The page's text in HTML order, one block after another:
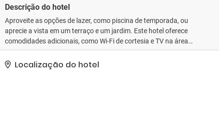
Descrição do hotel
Aproveite as opções de lazer, como piscina de temporada, ou
aprecie a vista em um terraço e um jardim. Este hotel oferece
comodidades adicionais, como Wi-Fi de cortesia e TV na área
comum.. As comodidades presentes incluem armazenamento
para bagagem, lavanderia e um cofre na recepção do hotel.
Estacionamento grátis sem manobrista está disponível no local..
Localização do hotel